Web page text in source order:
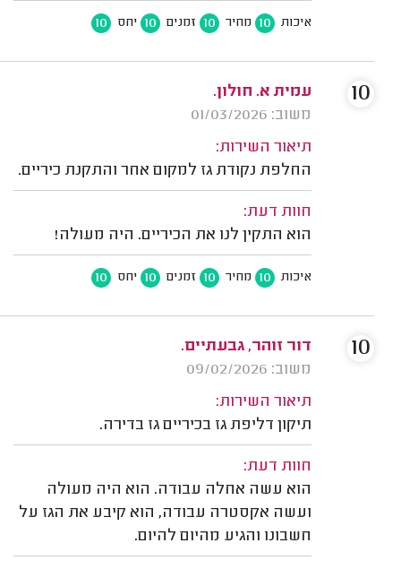
איכות 10 מחיר 10 זמנים 10 יחס 10
עמית א. חולון.
משוב: 01/03/2026
תיאור השירות:
החלפת נקודת גז למקום אחר והתקנת כיריים.
חוות דעת:
הוא התקין לנו את הכיריים. היה מעולה!
איכות 10 מחיר 10 זמנים 10 יחס 10
10
דור זוהר, גבעתיים.
משוב: 09/02/2026
תיאור השירות:
תיקון דליפת גז בכיריים גז בדירה.
חוות דעת:
הוא עשה אחלה עבודה. הוא היה מעולה
ועשה אקסטרה עבודה, הוא קיבע את הגז על
חשבונו והגיע מהיום להיום.
10